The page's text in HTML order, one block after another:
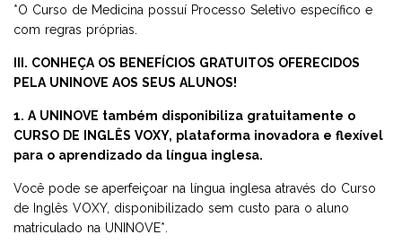
*O Curso de Medicina possuí Processo Seletivo específico e
com regras próprias.
III. CONHEÇA OS BENEFÍCIOS GRATUITOS OFERECIDOS
PELA UNINOVE AOS SEUS ALUNOS!
1. A UNINOVE também disponibiliza gratuitamente o
CURSO DE INGLÊS VOXY, plataforma inovadora e flexível
para o aprendizado da língua inglesa.
Você pode se aperfeiçoar na língua inglesa através do Curso
de Inglês VOXY, disponibilizado sem custo para o aluno
matriculado na UNINOVE*.